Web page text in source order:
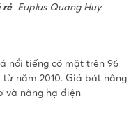
rẻEuplus Quang Huy
nổi tiếng có mặt trên 96
năm 2010. Giá bát nâng
và nâng hạ điện